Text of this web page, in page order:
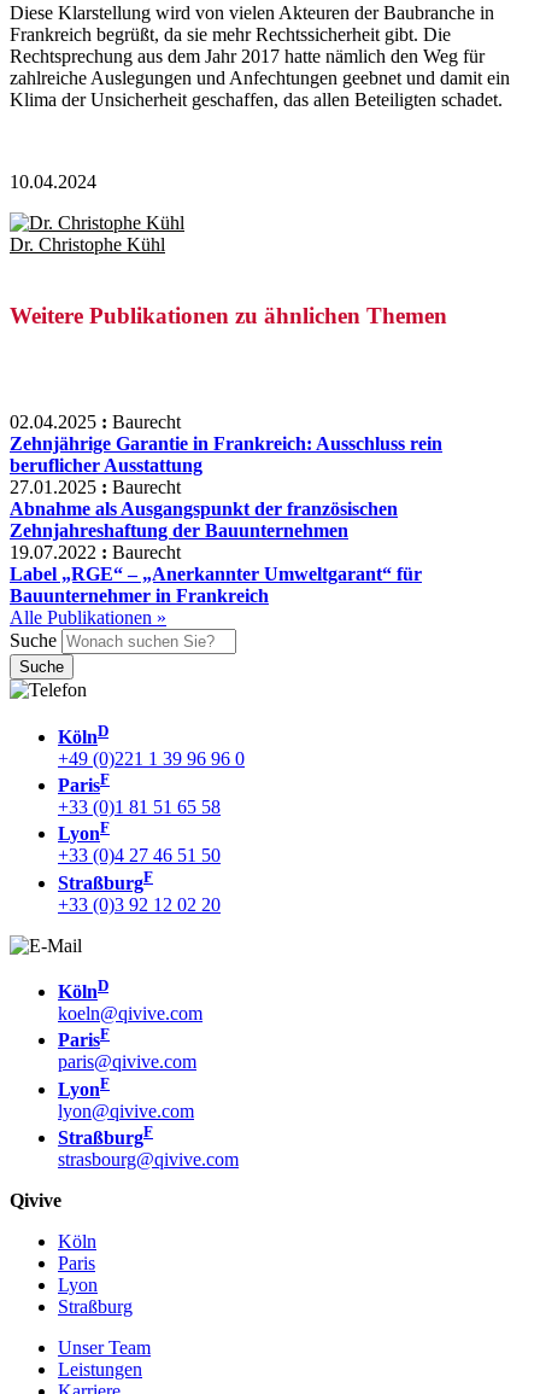
Diese Klarstellung wird von vielen Akteuren der Baubranche in
Frankreich begrüßt, da sie mehr Rechtssicherheit gibt. Die
Rechtsprechung aus dem Jahr 2017 hatte nämlich den Weg für
zahlreiche Auslegungen und Anfechtungen geebnet und damit ein
Klima der Unsicherheit geschaffen, das allen Beteiligten schadet.
10.04.2024
Dr. Christophe Kühl
Weitere Publikationen zu ähnlichen Themen
02.04.2025 : Baurecht
Zehnjährige Garantie in Frankreich: Ausschluss rein
beruflicher Ausstattung
27.01.2025 : Baurecht
Abnahme als Ausgangspunkt der französischen
Zehnjahreshaftung der Bauunternehmen
19.07.2022 : Baurecht
Label „RGE“ – „Anerkannter Umweltgarant“ für
Bauunternehmer in Frankreich
Alle Publikationen »
Suche
KölnD
+49 (0)221 1 39 96 96 0
ParisF
+33 (0)1 81 51 65 58
LyonF
+33 (0)4 27 46 51 50
StraßburgF
+33 (0)3 92 12 02 20
KölnD
koeln@qivive.com
ParisF
paris@qivive.com
LyonF
lyon@qivive.com
StraßburgF
strasbourg@qivive.com
Qivive
Köln
Paris
Lyon
Straßburg
Unser Team
Leistungen